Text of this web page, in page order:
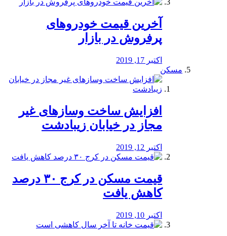
آخرین قیمت خودرو‌های
پرفروش در بازار
اکتبر 17, 2019
مسکن
افزایش ساخت وسازهای غیر
مجاز در خیابان زیبادشت
اکتبر 12, 2019
️قیمت مسکن در کرج ۳۰ درصد
کاهش یافت
اکتبر 10, 2019